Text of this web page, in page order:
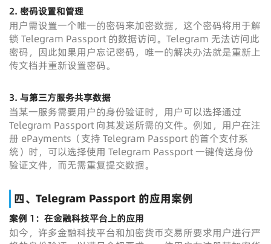
2. 密码设置和管理
用户需设置一个唯一的密码来加密数据，这个密码将用于解
锁 Telegram Passport 的数据访问。Telegram 无法访问此
密码，因此如果用户忘记密码，唯一的解决办法就是重新上
传文档并重新设置密码。
3. 与第三方服务共享数据
当某一服务需要用户的身份验证时，用户可以选择通过
Telegram Passport 向其发送所需的文件。例如，用户在注
册 ePayments（支持 Telegram Passport 的首个支付系
统）时，可以选择使用 Telegram Passport 一键传送身份
验证文件，而无需重复提交数据。
四、Telegram Passport 的应用案例
案例 1：在金融科技平台上的应用
如今，许多金融科技平台和加密货币交易所要求用户进行严